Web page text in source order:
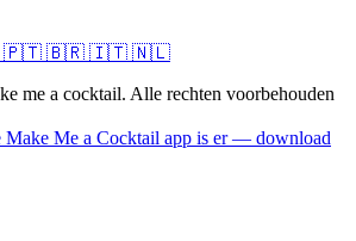
🇵🇹 🇧🇷 🇮🇹 🇳🇱
me a cocktail. Alle rechten voorbehouden
Make Me a Cocktail app is er — download